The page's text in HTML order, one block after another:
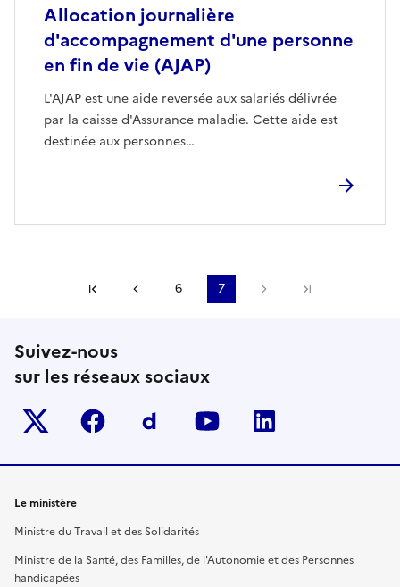
Allocation journalière
d'accompagnement d'une personne
en fin de vie (AJAP)
L'AJAP est une aide reversée aux salariés délivrée
par la caisse d'Assurance maladie. Cette aide est
destinée aux personnes…
Première pagePage précédente
6 7 Page suivante
Suivez-nous
sur les réseaux sociaux
Twitter-x facebook Dailymotion
youtube
Le ministère
Ministre du Travail et des Solidarités
Ministre de la Santé, des Familles, de l'Autonomie et des Personnes
handicapées